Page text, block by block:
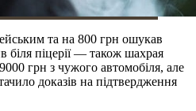
та на 800 грн ошукав
біля піцерії — також шахрая
грн з чужого автомобіля, але
доказів на підтвердження